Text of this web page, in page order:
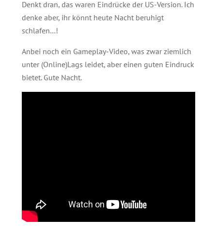
Denkt dran, das waren Eindrücke der US-Version. Ich
denke aber, ihr könnt heute Nacht beruhigt
schlafen…!
Anbei noch ein Gameplay-Video, was zwar ziemlich
unter (Online)Lags leidet, aber einen guten Eindruck
bietet. Gute Nacht.